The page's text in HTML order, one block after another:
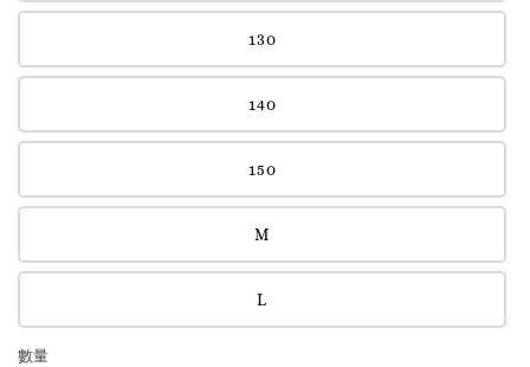
130
140
150
M
L
數量